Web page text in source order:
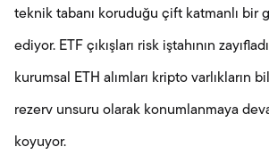
teknik tabanı koruduğu çift katmanlı bir
ediyor. ETF çıkışları risk iştahının
kurumsal ETH alımları kripto varlıkların
rezerv unsuru olarak konumlanmaya
koyuyor.